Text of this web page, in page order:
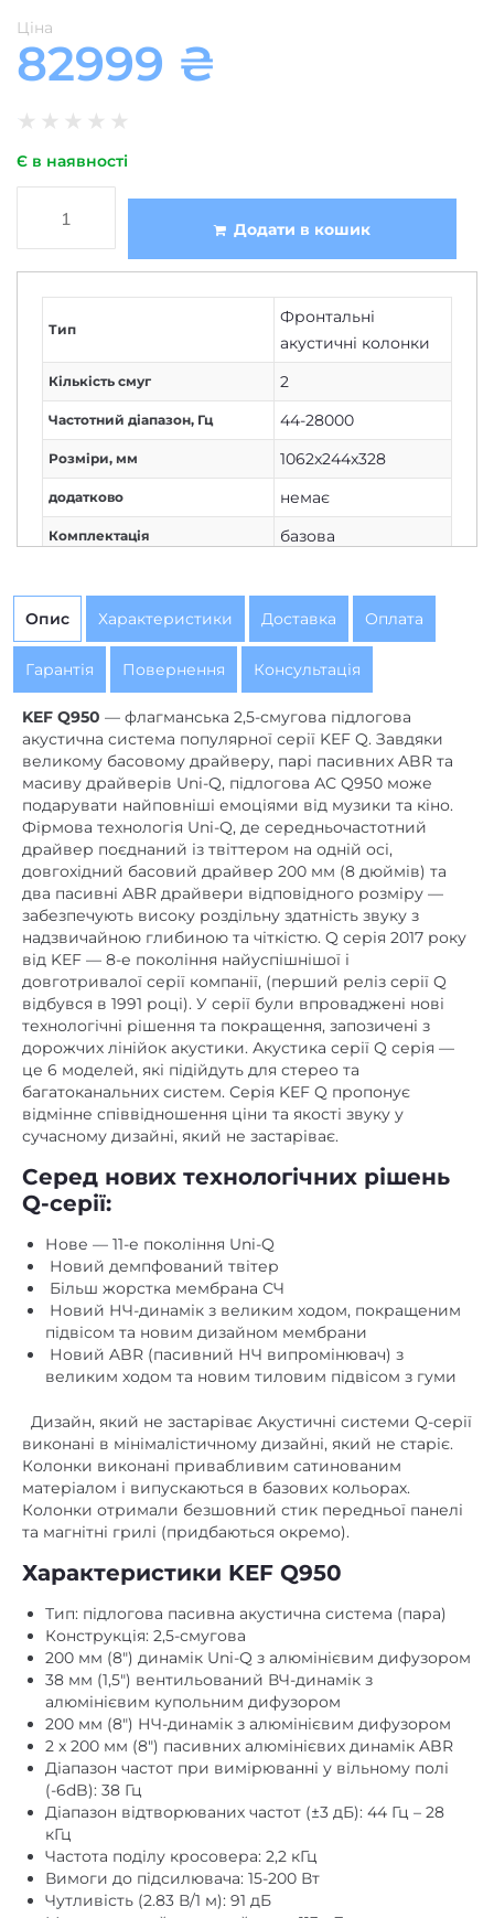
82999 ₴
★★★★ ★
Є в наявності
Додати в кошик
Тип
акустичні колонки
2
Частотний діапазон, Гц 44-28000
Розміри, мм 1062x244x328
додатково немає
Комплектація базова
Живлення немає
Кількість каналів 2
Підключення Дротове з'єднання
Потужність колонок, Вт 400 (2х200)
Потужність сабвуфера, Вт немає
AirPlay немає
Bluetooth немає
DLNA немає
Ethernet немає
mini Jack 3,5 mm немає
NFC немає
TWS (бездротове стерео) немає
USB роз'єм немає
Wi-Fi немає
акумулятора, мАг)
немає
Вбудований аудіоплеєр
Вбудований мікрофон
Діаметр НЧ дифузора, дюйм 8
Док-станція немає
Інтернет-радіо немає
speaker in
Картрідер немає
Матеріал корпусу МДФ
Матеріал обробки шпон
Пиловологозахищений
корпус
немає
Підсилювач немає
Пульт ДК немає
Регулювання високих частот немає
Регулювання низьких частот
RCA
немає
Цифровий оптичний
Гарантія
KEF Q950
— флагманська 2,5-смугова підлогова
акустична система популярної серії KEF Q. Завдяки
великому басовому драйверу, парі пасивних ABR та
масиву драйверів Uni-Q, підлогова АС Q950 може
подарувати найповніші емоціями від музики та кіно.
Фірмова технологія Uni-Q, де середньочастотний
драйвер поєднаний із твіттером на одній осі,
довгохідний басовий драйвер 200 мм (8 дюймів) та
два пасивні ABR драйвери відповідного розміру —
забезпечують високу роздільну здатність звуку з
надзвичайною глибиною та чіткістю. Q серія 2017 року
від KEF — 8-е покоління найуспішнішої і
довготривалої серії компанії, (перший реліз серії Q
відбувся в 1991 році). У серії були впроваджені нові
технологічні рішення та покращення, запозичені з
дорожчих лінійок акустики. Акустика серії Q серія —
це 6 моделей, які підійдуть для стерео та
багатоканальних систем. Серія KEF Q пропонує
відмінне співвідношення ціни та якості звуку у
сучасному дизайні, який не застаріває.
Серед нових технологічних рішень
Q-серії:
Нове — 11-е покоління Uni-Q
Новий демпфований твітер
Більш жорстка мембрана СЧ
Новий НЧ-динамік з великим ходом, покращеним
підвісом та новим дизайном мембрани
Новий ABR (пасивний НЧ випромінювач) з
великим ходом та новим тиловим підвісом з гуми
Дизайн, який не застаріває Акустичні системи Q-серії
виконані в мінімалістичному дизайні, який не старіє.
Колонки виконані привабливим сатинованим
матеріалом і випускаються в базових кольорах.
Колонки отримали безшовний стик передньої панелі
та магнітні грилі (придбаються окремо).
Характеристики KEF Q950
Тип: підлогова пасивна акустична система (пара)
Конструкція: 2,5-смугова
200 мм (8″) динамік Uni-Q з алюмінієвим дифузором
38 мм (1,5″) вентильований ВЧ-динамік з
алюмінієвим купольним дифузором
200 мм (8″) НЧ-динамік з алюмінієвим дифузором
2 x 200 мм (8″) пасивних алюмінієвих динамік ABR
Діапазон частот при вимірюванні у вільному полі
(-6dB): 38 Гц
Діапазон відтворюваних частот (±3 дБ): 44 Гц – 28
кГц
Частота поділу кросовера: 2,2 кГц
Вимоги до підсилювача: 15-200 Вт
Чутливість (2.83 В/1 м): 91 дБ
Максимальний звуковий тиск: 113 дБ
Номінальний опір: 8Ω (мін. 3,2Ω)